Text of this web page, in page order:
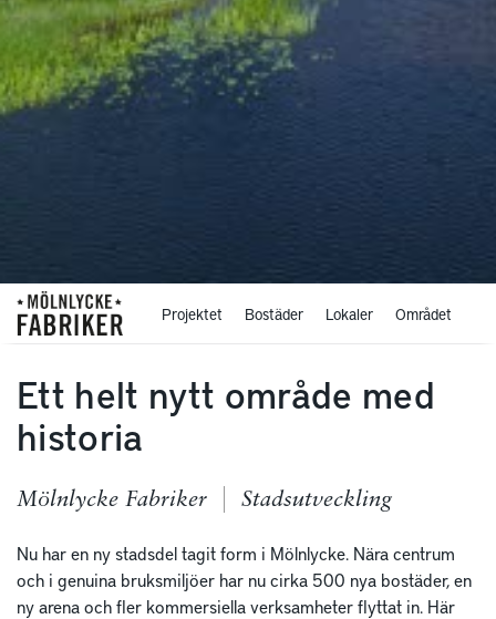
Projektet Bostäder Lokaler Området
Ett helt nytt område med
historia
Mölnlycke Fabriker Stadsutveckling
Nu har en ny stadsdel tagit form i Mölnlycke. Nära centrum
och i genuina bruksmiljöer har nu cirka 500 nya bostäder, en
ny arena och fler kommersiella verksamheter flyttat in. Här